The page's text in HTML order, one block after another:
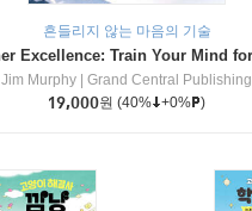
흔들리지 않는 마음의 기술
Jim Murphy
Grand Central Publishing
19,000원 (40% +0% )